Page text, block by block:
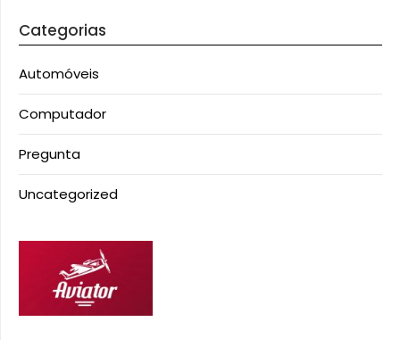
Categorias
Automóveis
Computador
Pregunta
Uncategorized